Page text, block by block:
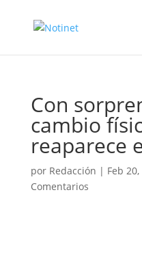
Con
cambio
reaparece
por Redacción | Feb
Comentarios